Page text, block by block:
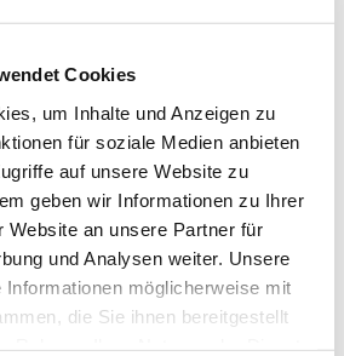
Cookies
um Inhalte und Anzeigen zu
für soziale Medien anbieten
auf unsere Website zu
geben wir Informationen zu Ihrer
Website an unsere Partner für
und Analysen weiter. Unsere
Informationen möglicherweise mit
die Sie ihnen bereitgestellt
hat bereits stattgefunden.
Annette
erforderlich!